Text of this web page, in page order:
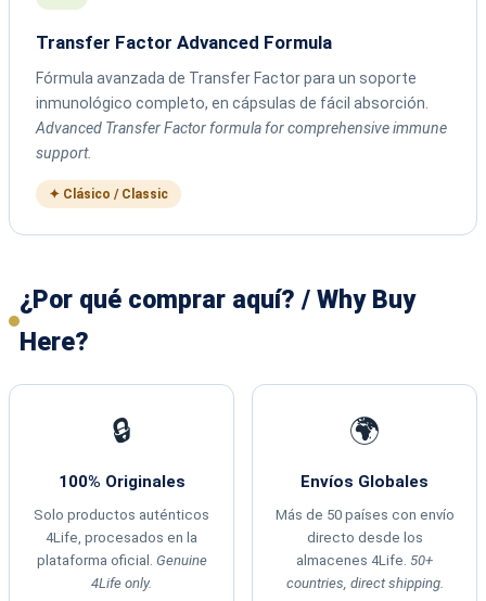
Transfer Factor Advanced Formula
Fórmula avanzada de Transfer Factor para un soporte
inmunológico completo, en cápsulas de fácil absorción.
Advanced Transfer Factor formula for comprehensive immune
support.
✦ Clásico / Classic
¿Por qué comprar aquí? / Why Buy
Here?
🔒
100% Originales
Solo productos auténticos
4Life, procesados en la
plataforma oficial. Genuine
4Life only.
🌍
Envíos Globales
Más de 50 países con envío
directo desde los
almacenes 4Life. 50+
countries, direct shipping.